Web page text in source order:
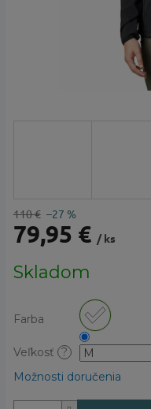
110 € –27 %
79,95 € / ks
cena:
Skladom
Farba
Veľkosť ?
Možnosti doručenia